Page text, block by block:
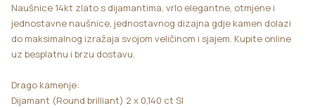
Naušnice 14kt zlato s dijamantima, vrlo elegantne, otmjene i
jednostavne naušnice, jednostavnog dizajna gdje kamen dolazi
do maksimalnog izražaja svojom veličinom i sjajem. Kupite online
uz besplatnu i brzu dostavu.
Drago kamenje:
Dijamant (Round brilliant) 2 x 0,140 ct SI